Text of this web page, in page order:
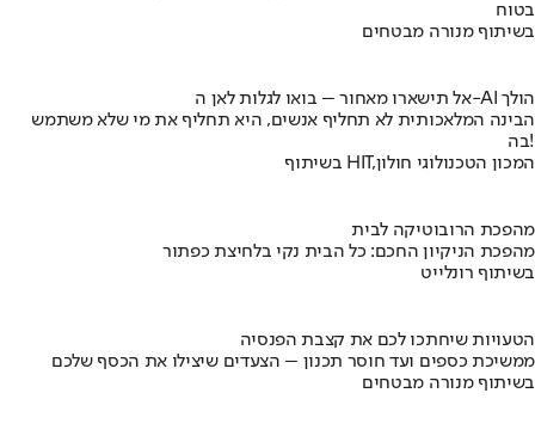
בטוח
בשיתוף מנורה מבטחים
אל תישארו מאחור – בואו לגלות לאן ה-AI הולך
הבינה המלאכותית לא תחליף אנשים, היא תחליף את מי שלא משתמש
בה!
בשיתוף HIT,המכון הטכנולוגי חולון
מהפכת הרובוטיקה לבית
מהפכת הניקיון החכם: כל הבית נקי בלחיצת כפתור
בשיתוף רונלייט
הטעויות שיחתכו לכם את קצבת הפנסיה
ממשיכת כספים ועד חוסר תכנון – הצעדים שיצילו את הכסף שלכם
בשיתוף מנורה מבטחים